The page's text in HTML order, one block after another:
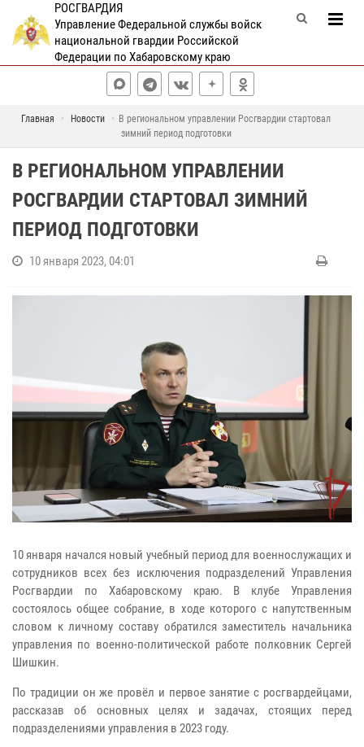
РОСГВАРДИЯ
Управление Федеральной службы войск
национальной гвардии Российской
Федерации по Хабаровскому краю
Главная Новости
В региональном управлении Росгвардии стартовал
зимний период подготовки
В РЕГИОНАЛЬНОМ УПРАВЛЕНИИ
РОСГВАРДИИ СТАРТОВАЛ ЗИМНИЙ
ПЕРИОД ПОДГОТОВКИ
10 января 2023, 04:01
10 января начался новый учебный период для военнослужащих и
сотрудников всех без исключения подразделений Управления
Росгвардии по Хабаровскому краю. В клубе Управления
состоялось общее собрание, в ходе которого с напутственным
словом к личному составу обратился заместитель начальника
управления по военно-политической работе полковник Сергей
Шишкин.
По традиции он же провёл и первое занятие с росгвардейцами,
рассказав об основных целях и задачах, стоящих перед
подразделениями управления в 2023 году.